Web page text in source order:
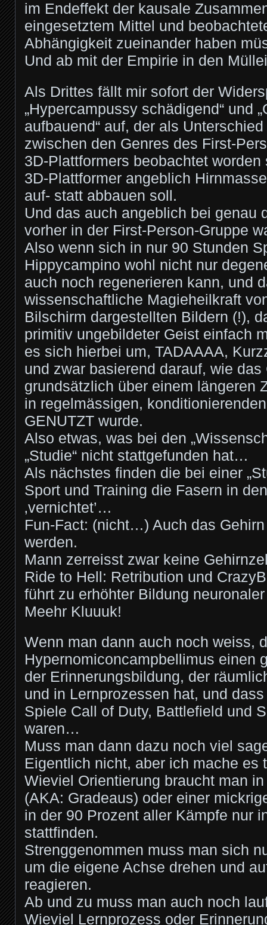
im Endeffekt der kausale
eingesetztem Mittel und
Abhängigkeit zueinander haben
Und ab mit der Empirie in den
Als Drittes fällt mir sofort der
„Hypercampussy schädigend“ und
aufbauend“ auf, der als
zwischen den Genres des First-
3D-Plattformers beobachtet
3D-Plattformer angeblich
auf- statt abbauen soll.
Und das auch angeblich bei genau
vorher in der First-Person-Gruppe
Also wenn sich in nur 90 Stunden
Hippycampino wohl nicht nur
auch noch regenerieren kann, und
wissenschaftliche Magieheilkraft
Bilschirm dargestellten Bildern (!),
primitiv ungebildeter Geist einfach
es sich hierbei um, TADAAAA,
und zwar basierend darauf, wie das
grundsätzlich über einem längeren
in regelmässigen,
GENUTZT wurde.
Also etwas, was bei den
„Studie“ nicht stattgefunden hat…
Als nächstes finden die bei einer
Sport und Training die Fasern in
‚vernichtet’…
Fun-Fact: (nicht…) Auch das
werden.
Mann zerreisst zwar keine
Ride to Hell: Retribution und
führt zu erhöhter Bildung
Meehr Kluuuk!
Wenn man dann auch noch weiss,
Hypernomiconcampbellimus einen
der Erinnerungsbildung, der
und in Lernprozessen hat, und
Spiele Call of Duty, Battlefield und
waren…
Muss man dann dazu noch viel
Eigentlich nicht, aber ich mache es
Wieviel Orientierung braucht man
(AKA: Gradeaus) oder einer
in der 90 Prozent aller Kämpfe nur
stattfinden.
Strenggenommen muss man sich
um die eigene Achse drehen und
reagieren.
Ab und zu muss man auch noch
Wieviel Lernprozess oder